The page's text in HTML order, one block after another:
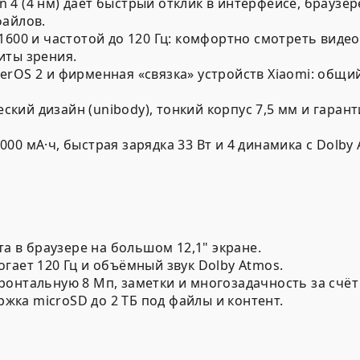
и частотой до 120 Гц: комфортно смотреть
зрения.
2 и фирменная «связка» устройств Xiaomi:
дизайн (unibody), тонкий корпус 7,5 мм и
мА·ч, быстрая зарядка 33 Вт и 4 динамика с
в браузере на большом 12,1" экране.
120 Гц и объёмный звук Dolby Atmos.
8 Мп, заметки и многозадачность за
microSD до 2 ТБ под файлы и контент.